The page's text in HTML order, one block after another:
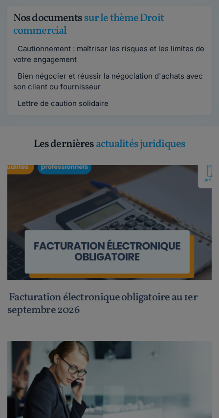
Nos documentssur le thème Droit
commercial
Cautionnement : maîtriser les risques et les limites de
votre engagement
Bien négocier et réussir la négociation d'achats avec
son client ou fournisseur
Lettre de caution solidaire
Les dernièresactualités juridiques
Facturation électronique obligatoire au 1er
septembre 2026